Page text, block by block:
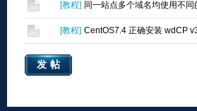
[教程] 同一站点多个域名均使用不
[教程] CentOS7.4 正确安装 wdCP
发帖